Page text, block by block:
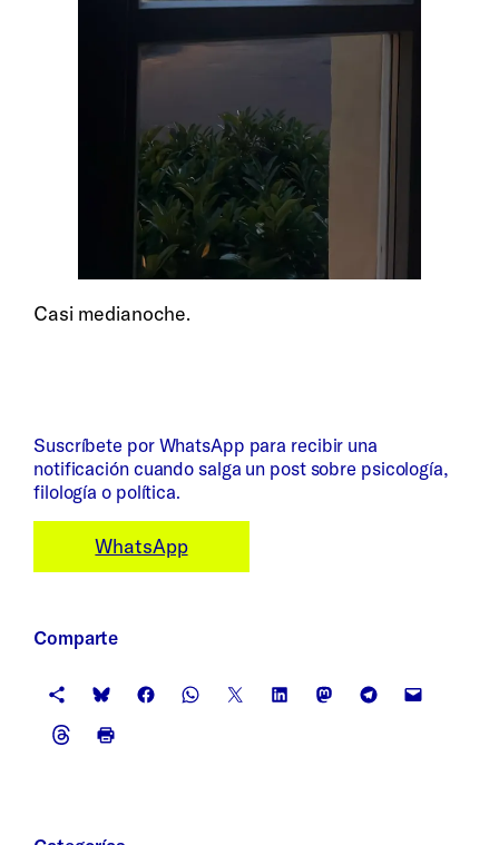
Casi medianoche.
Suscríbete por WhatsApp para recibir una
notificación cuando salga un post sobre psicología,
filología o política.
WhatsApp
Comparte